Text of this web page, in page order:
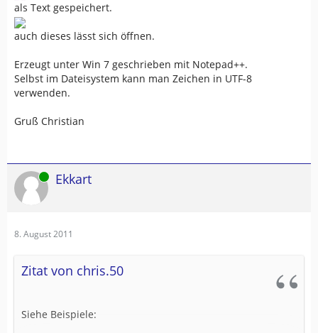
als Text gespeichert.
auch dieses lässt sich öffnen.
Erzeugt unter Win 7 geschrieben mit Notepad++.
Selbst im Dateisystem kann man Zeichen in UTF-8
verwenden.
Gruß Christian
Online Ekkart
8. August 2011
Zitat von chris.50
Siehe Beispiele: